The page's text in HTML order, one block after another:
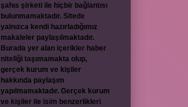
şahıs şirketi ile hiçbir bağlantısı
bulunmamaktadır. Sitede
yalnızca kendi hazırladığımız
makaleler paylaşılmaktadır.
Burada yer alan içerikler haber
niteliği taşımamakta olup,
gerçek kurum ve kişiler
hakkında paylaşım
yapılmamaktadır. Gerçek kurum
ve kişiler ile isim benzerlikleri